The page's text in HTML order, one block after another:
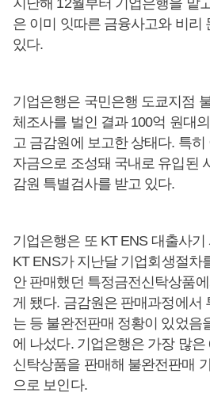
지난해 12월부터 기업은행을 맡
은 이미 잇따른 금융사고와 비리
있다.
기업은행은 국민은행 도쿄지점
체조사를 벌인 결과 100억 원대
고 금감원에 보고한 상태다. 특히
자금으로 조성돼 국내로 유입된
감원 특별검사를 받고 있다.
기업은행은 또 KT ENS 대출사
KT ENS가 지난달 기업회생절차
안 판매했던 특정금전신탁상품
게 됐다. 금감원은 판매과정에서
는 등 불완전판매 정황이 있었음
에 나섰다. 기업은행은 가장 많은
신탁상품을 판매해 불완전판매
으로 보인다.